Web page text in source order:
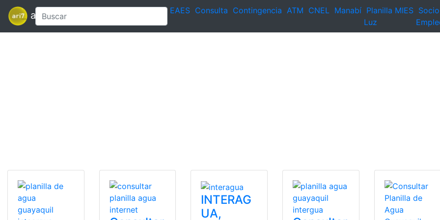
ari7 EAES Consulta Contingencia ATM CNEL Manabí Planilla
Luz
MIES Socio
INTERAG
UA,